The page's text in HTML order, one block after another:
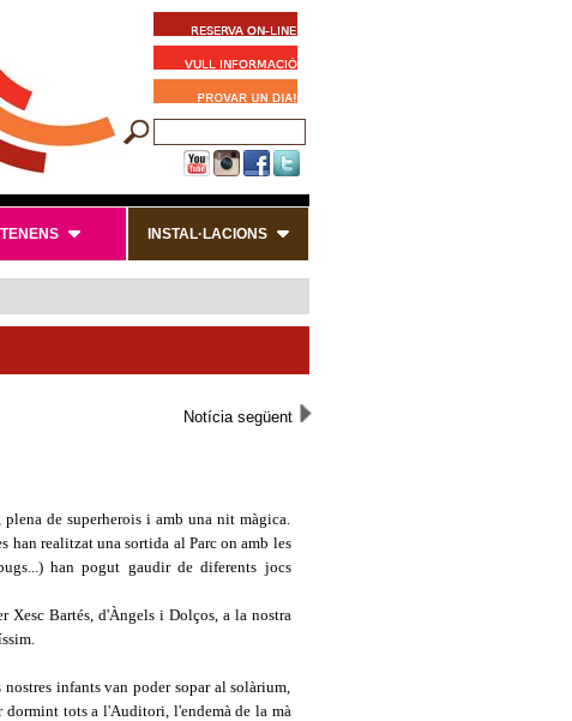
INSTAL·LACIONS
Notícia següent
de superherois i amb una nit màgica.
han realitzat una sortida al Parc on amb les
...) han pogut gaudir de diferents jocs
Xesc Bartés, d'Àngels i Dolços, a la nostra
infants van poder sopar al solàrium,
dormint tots a l'Auditori, l'endemà de la mà